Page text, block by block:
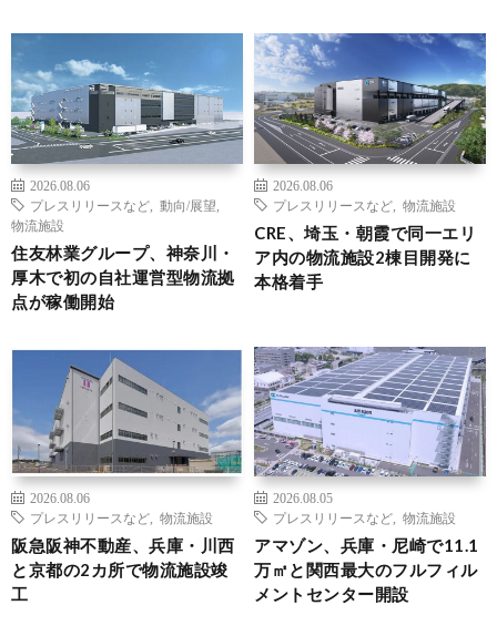
2026.08.06
プレスリリースなど
動向/展望
物流施設
住友林業グループ、神奈川・
厚木で初の自社運営型物流拠
点が稼働開始
2026.08.06
プレスリリースなど
物流施設
CRE、埼玉・朝霞で同一エリ
ア内の物流施設2棟目開発に
本格着手
2026.08.06
プレスリリースなど
物流施設
阪急阪神不動産、兵庫・川西
と京都の2カ所で物流施設竣
工
2026.08.05
プレスリリースなど
物流施設
アマゾン、兵庫・尼崎で11.1
万㎡と関西最大のフルフィル
メントセンター開設